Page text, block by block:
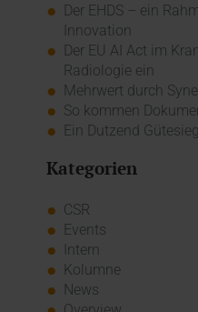
Der EHDS – ein
Innovation
Der EU AI Act im
Radiologie ein
Mehrwert durch
So kommen
Ein Dutzend
Kategorien
CSR
Events
Intern
Kolumne
News